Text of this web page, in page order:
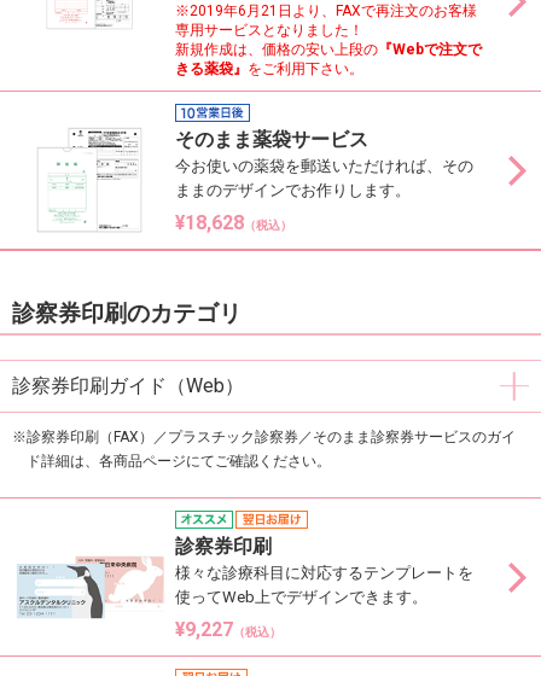
※2019年6月21日より、FAXで再注文のお客様
専用サービスとなりました！
新規作成は、価格の安い上段の 『Webで注文で
きる薬袋』 をご利用下さい。
そのまま薬袋サービス
今お使いの薬袋を郵送いただければ、その
ままのデザインでお作りします。
¥18,628 （税込）
診察券印刷のカテゴリ
診察券印刷ガイド（Web）
診察券印刷（FAX）／プラスチック診察券／そのまま診察券サービスのガイ
ド詳細は、各商品ページにてご確認ください。
診察券印刷
様々な診療科目に対応するテンプレートを
使ってWeb上でデザインできます。
¥9,227 （税込）